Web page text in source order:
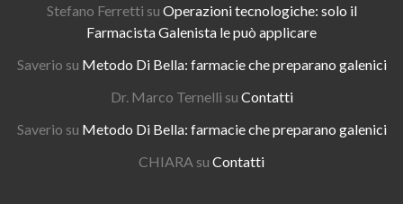
Stefano Ferretti su Operazioni tecnologiche: solo il
Farmacista Galenista le può applicare
Saverio su Metodo Di Bella: farmacie che preparano galenici
Dr. Marco Ternelli su Contatti
Saverio su Metodo Di Bella: farmacie che preparano galenici
CHIARA su Contatti